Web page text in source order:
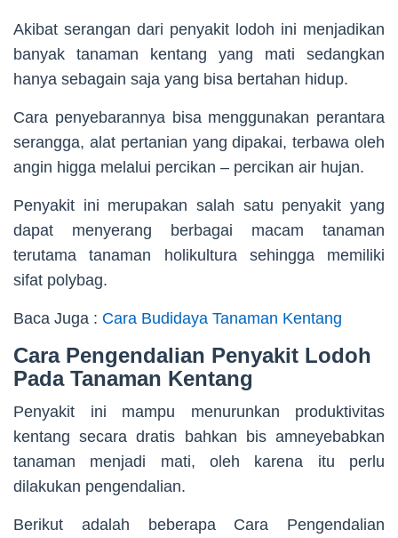
Akibat serangan dari penyakit lodoh ini menjadikan
banyak tanaman kentang yang mati sedangkan
hanya sebagain saja yang bisa bertahan hidup.
Cara penyebarannya bisa menggunakan perantara
serangga, alat pertanian yang dipakai, terbawa oleh
angin higga melalui percikan – percikan air hujan.
Penyakit ini merupakan salah satu penyakit yang
dapat menyerang berbagai macam tanaman
terutama tanaman holikultura sehingga memiliki
sifat polybag.
Baca Juga : Cara Budidaya Tanaman Kentang
Cara Pengendalian Penyakit Lodoh
Pada Tanaman Kentang
Penyakit ini mampu menurunkan produktivitas
kentang secara dratis bahkan bis amneyebabkan
tanaman menjadi mati, oleh karena itu perlu
dilakukan pengendalian.
Berikut adalah beberapa Cara Pengendalian